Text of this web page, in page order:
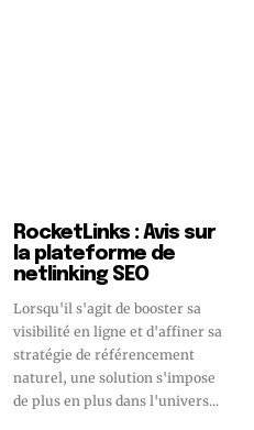
RocketLinks : Avis sur
la plateforme de
netlinking SEO
Lorsqu'il s'agit de booster sa
visibilité en ligne et d'affiner sa
stratégie de référencement
naturel, une solution s'impose
de plus en plus dans l'univers...